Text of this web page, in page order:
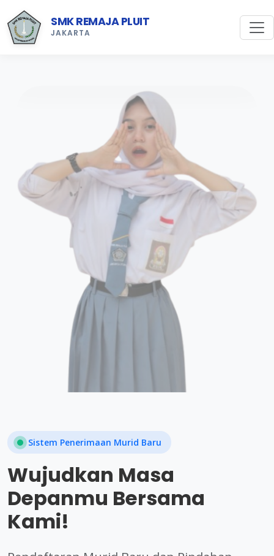
SMK REMAJA PLUIT
JAKARTA
Sistem Penerimaan Murid Baru
Wujudkan Masa
Depanmu Bersama
Kami!